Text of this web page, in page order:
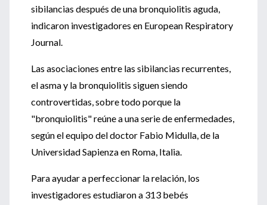
sibilancias después de una bronquiolitis aguda,
indicaron investigadores en European Respiratory
Journal.
Las asociaciones entre las sibilancias recurrentes,
el asma y la bronquiolitis siguen siendo
controvertidas, sobre todo porque la
"bronquiolitis" reúne a una serie de enfermedades,
según el equipo del doctor Fabio Midulla, de la
Universidad Sapienza en Roma, Italia.
Para ayudar a perfeccionar la relación, los
investigadores estudiaron a 313 bebés